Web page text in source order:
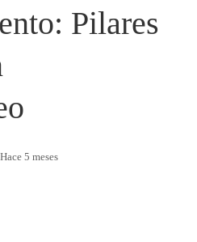
Pilares
Hace 5 meses